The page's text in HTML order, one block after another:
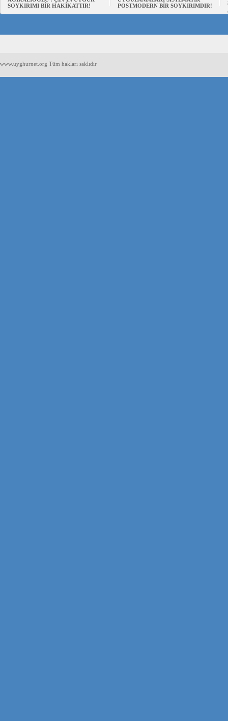
SOYKIRIMI BİR HAKİKATTIR!
POSTMODERN BİR SOYKIRIMDIR!
www.uyghurnet.org Tüm hakları saklıdır